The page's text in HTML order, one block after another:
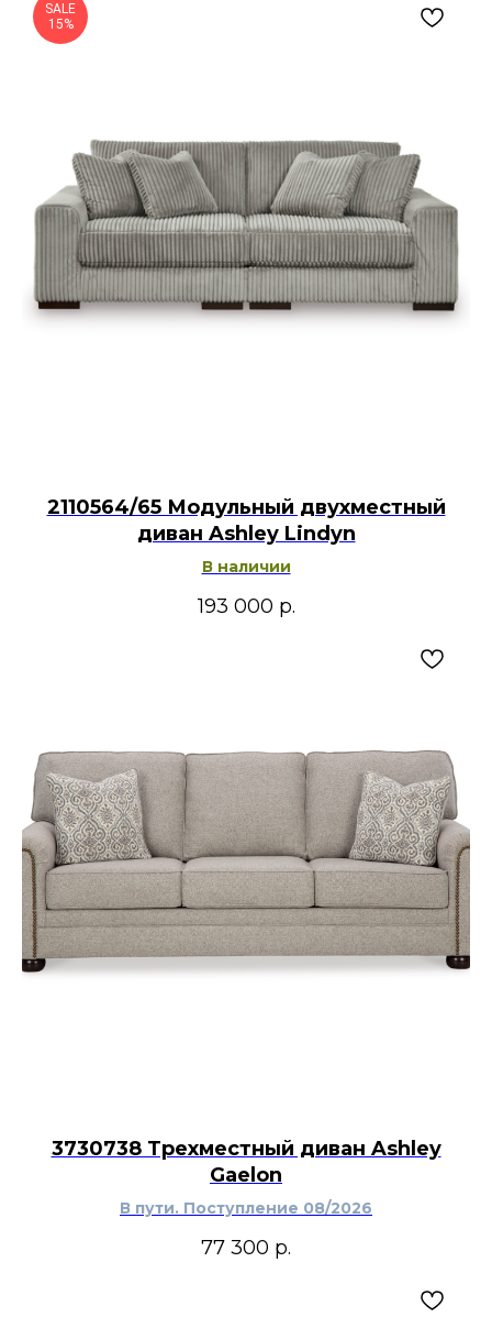
SALE
15%
2110564/65 Модульный двухместный
диван Ashley Lindyn
В наличии
193 000 р.
3730738 Трехместный диван Ashley
Gaelon
В пути. Поступление 08/2026
77 300 р.